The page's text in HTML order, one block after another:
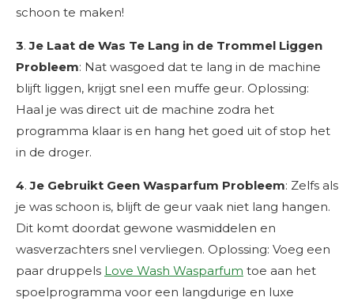
schoon te maken!
3.Je Laat de Was Te Lang in de Trommel Liggen
Probleem: Nat wasgoed dat te lang in de machine
blijft liggen, krijgt snel een muffe geur. Oplossing:
Haal je was direct uit de machine zodra het
programma klaar is en hang het goed uit of stop het
in de droger.
4.Je Gebruikt Geen Wasparfum Probleem: Zelfs als
je was schoon is, blijft de geur vaak niet lang hangen.
Dit komt doordat gewone wasmiddelen en
wasverzachters snel vervliegen. Oplossing: Voeg een
paar druppels Love Wash Wasparfum toe aan het
spoelprogramma voor een langdurige en luxe